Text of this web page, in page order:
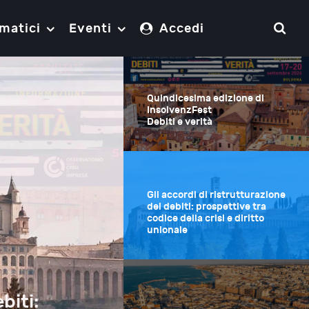
Eventi Accedi
Quindicesima edizione di
InsolvenzFest
Debiti e verità
Gli accordi di ristrutturazione
dei debiti: prospettive tra
codice della crisi e diritto
unionale